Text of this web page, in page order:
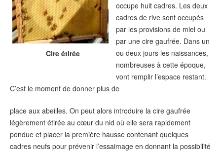
Cire étirée
occupe huit cadres. Les deux
cadres de rive sont occupés
par les provisions de miel ou
par une cire gaufrée. Dans un
ou deux jours les naissances,
nombreuses à cette époque,
vont remplir l’espace restant.
C’est le moment de donner plus de
place aux abeilles. On peut alors introduire la cire gaufrée
légèrement étirée au cœur du nid où elle sera rapidement
pondue et placer la première hausse contenant quelques
cadres neufs pour prévenir l’essaimage en donnant la possibilité